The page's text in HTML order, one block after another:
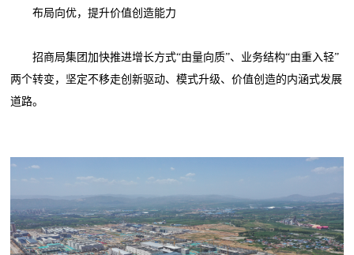
布局向优，提升价值创造能力
招商局集团加快推进增长方式“由量向质”、业务结构“由重入轻”
两个转变，坚定不移走创新驱动、模式升级、价值创造的内涵式发展
道路。